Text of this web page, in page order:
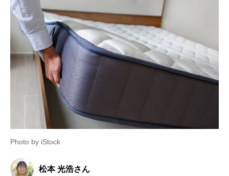
Photo by iStock
松本 光浩さん